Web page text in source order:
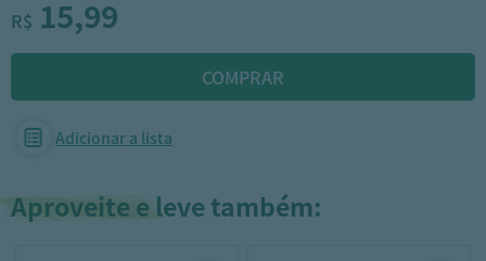
R$ 15,99
Adicionar a lista
Aproveite e leve também: